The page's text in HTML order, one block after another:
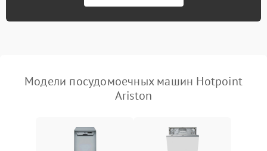
Модели посудомоечных машин Hotpoint
Ariston